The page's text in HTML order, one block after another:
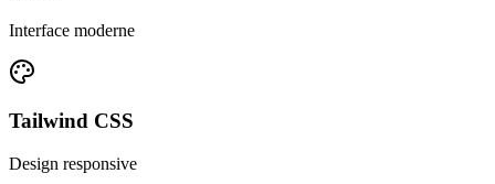
Interface moderne
Tailwind CSS
Design responsive